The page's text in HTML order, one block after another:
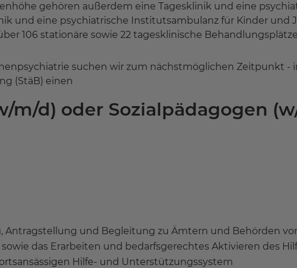
gehören außerdem eine Tagesklinik und eine
und eine psychiatrische Institutsambulanz für Kinder und
106 stationäre sowie 22 tagesklinische
suchen wir zum nächstmöglichen Zeitpunkt -
(StäB) einen
m/d) oder Sozialpädagogen
Antragstellung und Begleitung zu Ämtern und Behörden
das Erarbeiten und bedarfsgerechtes Aktivieren des
Hilfe- und Unterstützungssystem